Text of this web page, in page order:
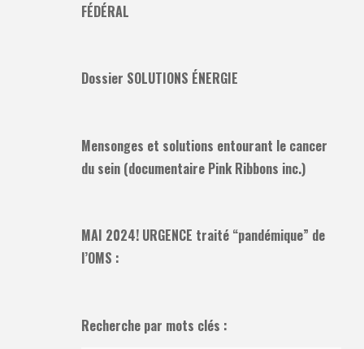
FÉDÉRAL
Dossier SOLUTIONS ÉNERGIE
Mensonges et solutions entourant le cancer
du sein (documentaire Pink Ribbons inc.)
MAI 2024! URGENCE traité “pandémique” de
l’OMS :
Recherche par mots clés :